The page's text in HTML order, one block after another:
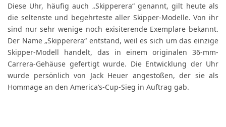
Diese Uhr, häufig auch „Skipperera“ genannt, gilt heute als
die seltenste und begehrteste aller Skipper-Modelle. Von ihr
sind nur sehr wenige noch exisiterende Exemplare bekannt.
Der Name „Skipperera“ entstand, weil es sich um das einzige
Skipper-Modell handelt, das in einem originalen 36-mm-
Carrera-Gehäuse gefertigt wurde. Die Entwicklung der Uhr
wurde persönlich von Jack Heuer angestoßen, der sie als
Hommage an den America’s-Cup-Sieg in Auftrag gab.